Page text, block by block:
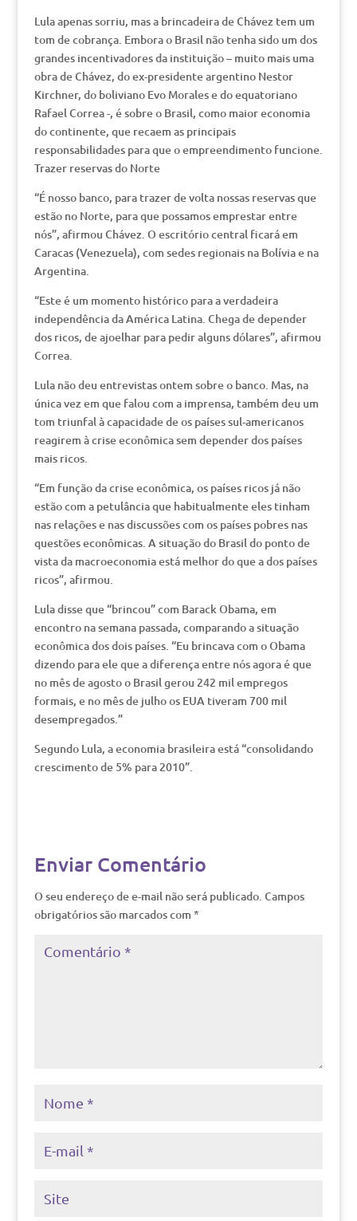
Lula apenas sorriu, mas a brincadeira de Chávez tem um
tom de cobrança. Embora o Brasil não tenha sido um dos
grandes incentivadores da instituição – muito mais uma
obra de Chávez, do ex-presidente argentino Nestor
Kirchner, do boliviano Evo Morales e do equatoriano
Rafael Correa -, é sobre o Brasil, como maior economia
do continente, que recaem as principais
responsabilidades para que o empreendimento funcione.
Trazer reservas do Norte
“É nosso banco, para trazer de volta nossas reservas que
estão no Norte, para que possamos emprestar entre
nós”, afirmou Chávez. O escritório central ficará em
Caracas (Venezuela), com sedes regionais na Bolívia e na
Argentina.
“Este é um momento histórico para a verdadeira
independência da América Latina. Chega de depender
dos ricos, de ajoelhar para pedir alguns dólares”, afirmou
Correa.
Lula não deu entrevistas ontem sobre o banco. Mas, na
única vez em que falou com a imprensa, também deu um
tom triunfal à capacidade de os países sul-americanos
reagirem à crise econômica sem depender dos países
mais ricos.
“Em função da crise econômica, os países ricos já não
estão com a petulância que habitualmente eles tinham
nas relações e nas discussões com os países pobres nas
questões econômicas. A situação do Brasil do ponto de
vista da macroeconomia está melhor do que a dos países
ricos”, afirmou.
Lula disse que “brincou” com Barack Obama, em
encontro na semana passada, comparando a situação
econômica dos dois países. “Eu brincava com o Obama
dizendo para ele que a diferença entre nós agora é que
no mês de agosto o Brasil gerou 242 mil empregos
formais, e no mês de julho os EUA tiveram 700 mil
desempregados.”
Segundo Lula, a economia brasileira está “consolidando
crescimento de 5% para 2010”.
Enviar Comentário
O seu endereço de e-mail não será publicado. Campos
obrigatórios são marcados com *